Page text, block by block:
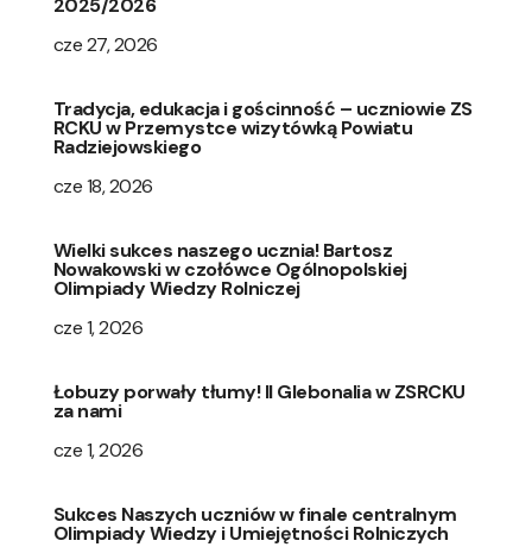
cze 27, 2026
Tradycja, edukacja i gościnność – uczniowie ZS
RCKU w Przemystce wizytówką Powiatu
Radziejowskiego
cze 18, 2026
Wielki sukces naszego ucznia! Bartosz
Nowakowski w czołówce Ogólnopolskiej
Olimpiady Wiedzy Rolniczej
cze 1, 2026
Łobuzy porwały tłumy! II Glebonalia w ZSRCKU
za nami
cze 1, 2026
Sukces Naszych uczniów w finale centralnym
Olimpiady Wiedzy i Umiejętności Rolniczych